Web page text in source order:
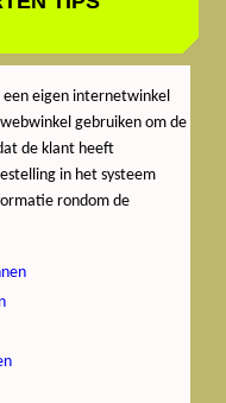
eigen internetwinkel
gebruiken om de
de klant heeft
in het systeem
rondom de